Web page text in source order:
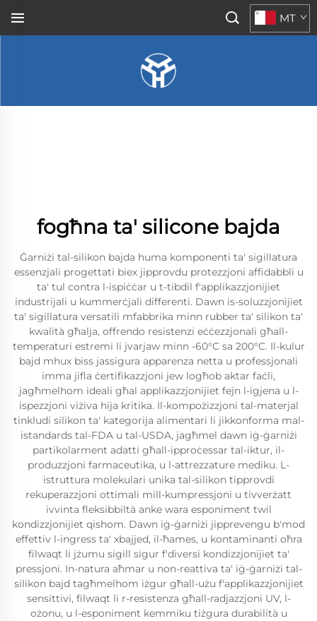
MT
fogħna ta' silicone bajda
Ġarniżi tal-silikon bajda huma komponenti ta' sigillatura
essenzjali progettati biex jipprovdu protezzjoni affidabbli u
ta' tul contra l-ispiċċar u t-tibdil f'applikazzjonijiet
industrijali u kummerċjali differenti. Dawn is-soluzzjonijiet
ta' sigillatura versatili mfabbrika minn rubber ta' silikon ta'
kwalità għalja, offrendo resistenzi eċċezzjonali għall-
temperaturi estremi li jvarjaw minn -60°C sa 200°C. Il-kulur
bajd mhux biss jassigura apparenza netta u professjonali
imma jifla ċertifikazzjoni jew logħob aktar faċli,
jagħmelhom ideali għal applikazzjonijiet fejn l-igjena u l-
ispezzjoni viżiva hija kritika. Il-kompożizzjoni tal-materjal
tinkludi silikon ta' kategorija alimentari li jikkonforma mal-
istandards tal-FDA u tal-USDA, jagħmel dawn iġ-ġarniżi
partikolarment adatti għall-ipproċessar tal-iktur, il-
produzzjoni farmaceutika, u l-attrezzature mediku. L-
istruttura molekulari unika tal-silikon tipprovdi
rekuperazzjoni ottimali mill-kumpressjoni u tivverżatt
ivvinta fleksibbiltà anke wara esponiment twil
kondizzjonijiet qishom. Dawn iġ-ġarniżi jipprevengu b'mod
effettiv l-ingress ta' xbajjed, il-ħames, u kontaminanti oħra
filwaqt li jżumu sigill sigur f'diversi kondizzjonijiet ta'
pressjoni. In-natura aħmar u non-reattiva ta' iġ-ġarniżi tal-
silikon bajd tagħmelhom iżgur għall-użu f'applikazzjonijiet
sensittivi, filwaqt li r-resistenza għall-radjazzjoni UV, l-
ożonu, u l-esponiment kemmiku tiżgura durabilità u